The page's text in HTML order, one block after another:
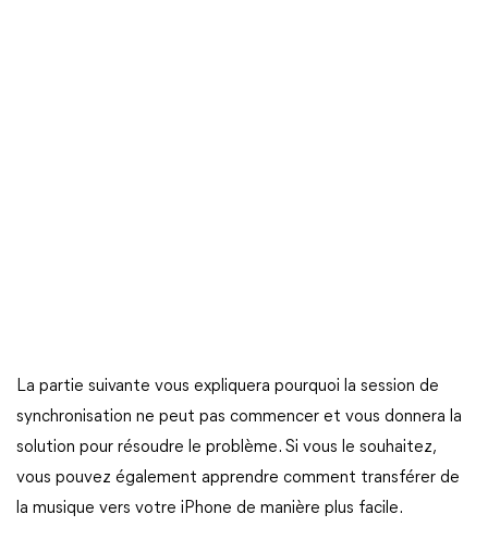
La partie suivante vous expliquera pourquoi la session de
synchronisation ne peut pas commencer et vous donnera la
solution pour résoudre le problème. Si vous le souhaitez,
vous pouvez également apprendre comment transférer de
la musique vers votre iPhone de manière plus facile.